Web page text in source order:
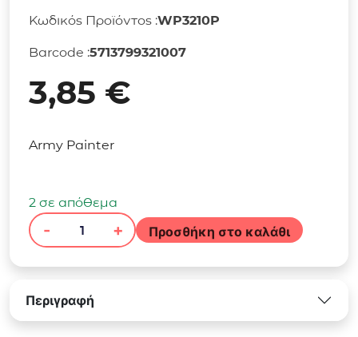
Κωδικός Προϊόντος :WP3210P
Barcode :5713799321007
3,85 €
Army Painter
2 σε απόθεμα
-
The
-
+ Προσθήκη στο καλάθι
Περιγραφή